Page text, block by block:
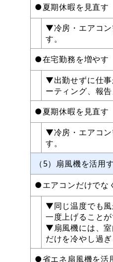
●夏期休暇を見直す
▼冷房・エアコン
す。
●在宅勤務を増やす
▼出勤せずに仕事
ーティング、報
●夏期休暇を見直す
▼冷房・エアコン
す。
（5）扇風機を活用
●エアコンだけでな
▼同じ温度でも風
一度上げることが
▼扇風機には、室
だけを冷やし過
●省エネ扇風機を活